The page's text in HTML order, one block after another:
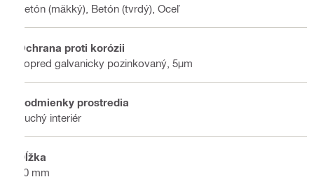
Betón (mäkký), Betón (tvrdý), Oceľ
Ochrana proti korózii
Vopred galvanicky pozinkovaný, 5μm
Podmienky prostredia
Suchý interiér
Dĺžka
20 mm